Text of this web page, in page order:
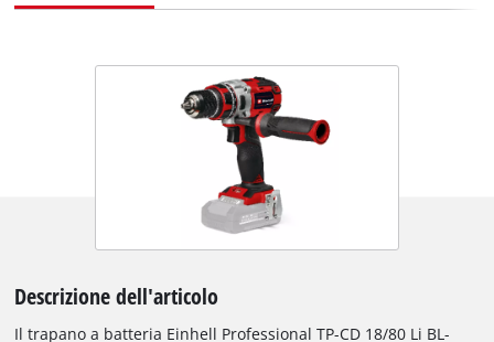
Descrizione dell'articolo
Il trapano a batteria Einhell Professional TP-CD 18/80 Li BL-